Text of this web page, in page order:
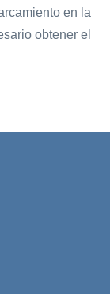
en la
obtener el